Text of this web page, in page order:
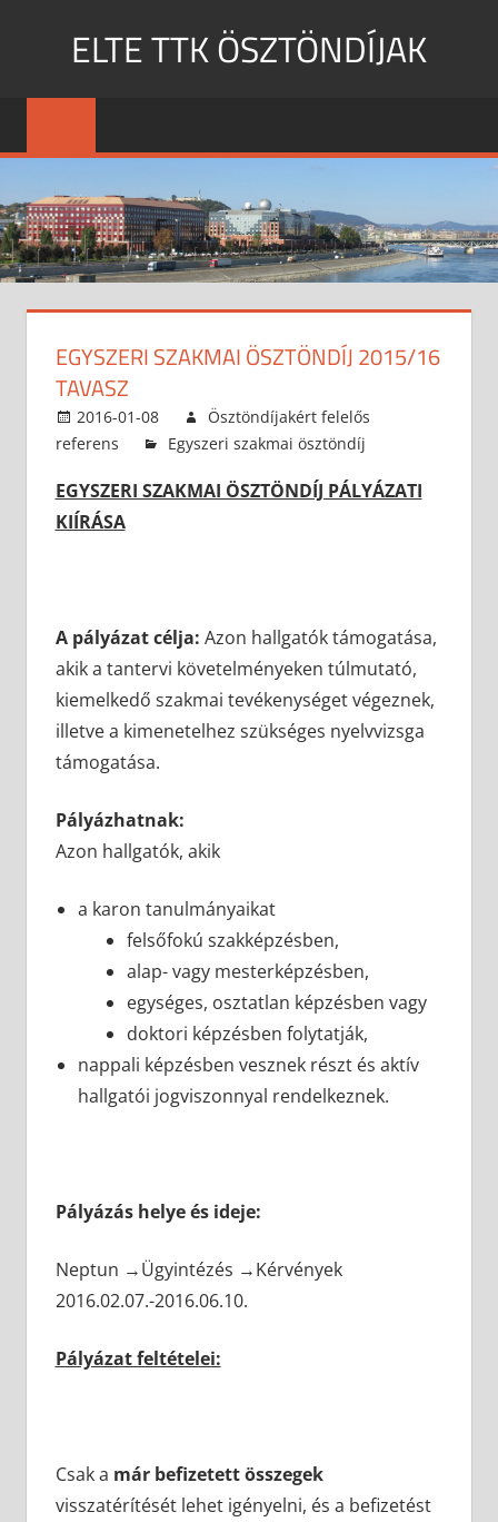
ELTE TTK ÖSZTÖNDÍJAK
EGYSZERI SZAKMAI ÖSZTÖNDÍJ 2015/16
TAVASZ
2016-01-08
Ösztöndíjakért felelős
referens
Egyszeri szakmai ösztöndíj
EGYSZERI SZAKMAI ÖSZTÖNDÍJ PÁLYÁZATI
KIÍRÁSA
A pályázat célja: Azon hallgatók támogatása,
akik a tantervi követelményeken túlmutató,
kiemelkedő szakmai tevékenységet végeznek,
illetve a kimenetelhez szükséges nyelvvizsga
támogatása.
Pályázhatnak:
Azon hallgatók, akik
a karon tanulmányaikat
felsőfokú szakképzésben,
alap- vagy mesterképzésben,
egységes, osztatlan képzésben vagy
doktori képzésben folytatják,
nappali képzésben vesznek részt és aktív
hallgatói jogviszonnyal rendelkeznek.
Pályázás helye és ideje:
Neptun →Ügyintézés →Kérvények
2016.02.07.-2016.06.10.
Pályázat feltételei:
Csak a már befizetett összegek
visszatérítését lehet igényelni, és a befizetést